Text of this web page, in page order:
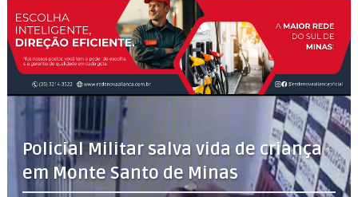
Policial Militar salva vida de criança
em Monte Santo de Minas